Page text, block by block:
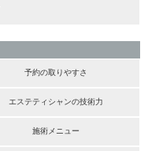
予約の取りやすさ
エステティシャンの技術力
施術メニュー